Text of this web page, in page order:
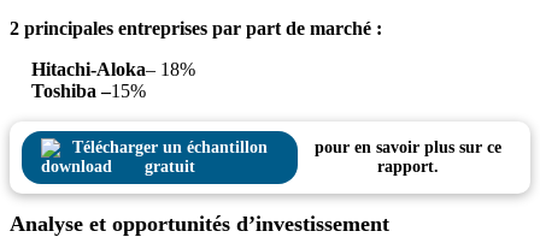
2 principales entreprises par part de marché :
Hitachi-Aloka– 18%
Toshiba –15%
Télécharger un échantillon
gratuit
pour en savoir plus sur ce
rapport.
Analyse et opportunités d’investissement